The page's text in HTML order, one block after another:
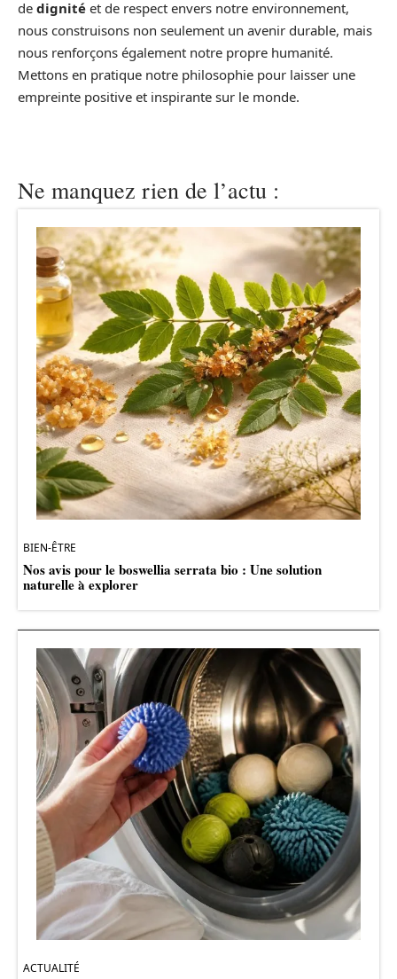
de dignité et de respect envers notre environnement,
nous construisons non seulement un avenir durable, mais
nous renforçons également notre propre humanité.
Mettons en pratique notre philosophie pour laisser une
empreinte positive et inspirante sur le monde.
Ne manquez rien de l’actu :
BIEN-ÊTRE
Nos avis pour le boswellia serrata bio : Une solution
naturelle à explorer
ACTUALITÉ